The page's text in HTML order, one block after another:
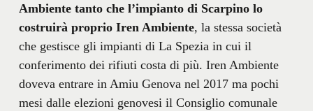
Ambiente tanto che l’impianto di Scarpino lo
costruirà proprio Iren Ambiente, la stessa società
che gestisce gli impianti di La Spezia in cui il
conferimento dei rifiuti costa di più. Iren Ambiente
doveva entrare in Amiu Genova nel 2017 ma pochi
mesi dalle elezioni genovesi il Consiglio comunale